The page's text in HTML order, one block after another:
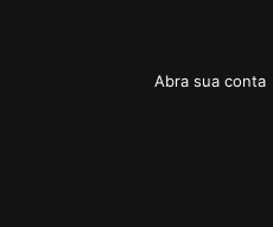
Abra sua conta